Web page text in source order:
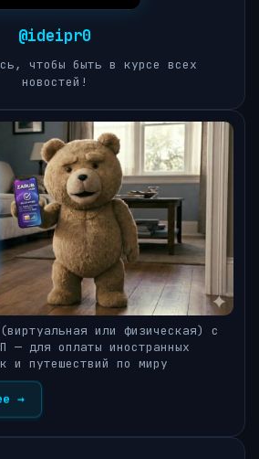
@ideipr0
чтобы быть в курсе всех
новостей!
или физическая) с
— для оплаты иностранных
и путешествий по миру
→